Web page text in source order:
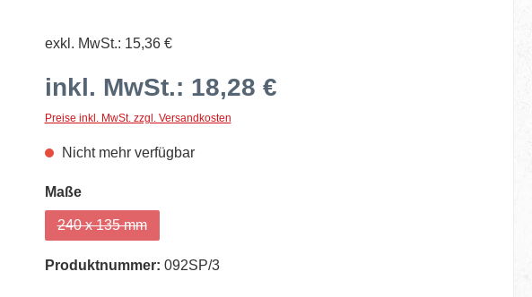
exkl. MwSt.: 15,36 €
inkl. MwSt.: 18,28 €
Preise inkl. MwSt. zzgl. Versandkosten
Nicht mehr verfügbar
Maßeauswählen
240 x 135 mm
(Diese Option ist zurzeit nicht verfügbar.)
Produktnummer: 092SP/3